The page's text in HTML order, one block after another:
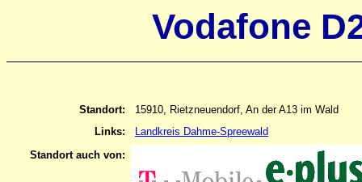
Vodafone
Standort:
15910, Rietzneuendorf, An der A13 im Wald
Links:
Landkreis Dahme-Spreewald
Standort auch von: